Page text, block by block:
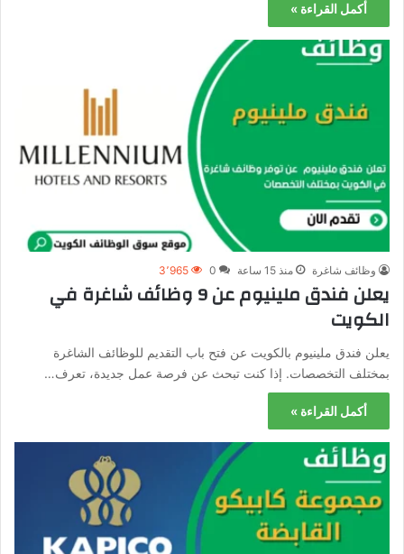
أكمل القراءة »
وظائف شاغرة منذ 15 ساعة 0 3٬965
يعلن فندق ملينيوم عن 9 وظائف شاغرة في
الكويت
يعلن فندق ملينيوم بالكويت عن فتح باب التقديم للوظائف الشاغرة
بمختلف التخصصات. إذا كنت تبحث عن فرصة عمل جديدة، تعرف…
أكمل القراءة »